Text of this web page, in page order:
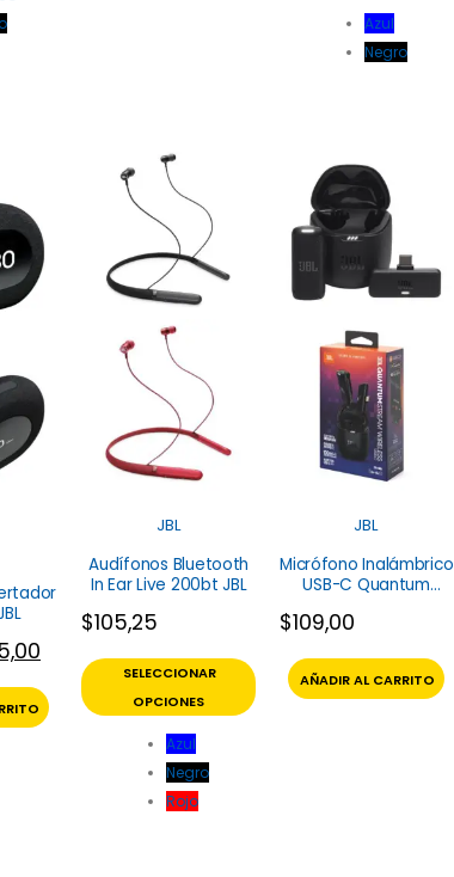
Azul
Negro
JBL
Audífonos Bluetooth
In Ear Live 200bt JBL
$105,25
SELECCIONAR
OPCIONES
Azul
Negro
Rojo
JBL
Micrófono Inalámbrico
USB-C Quantum
$109,00
AÑADIR AL CARRITO